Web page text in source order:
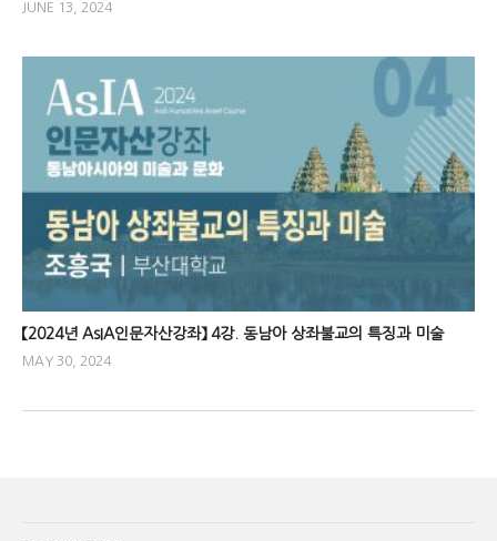
JUNE 13, 2024
【2024년 AsIA인문자산강좌】 4강. 동남아 상좌불교의 특징과 미술
MAY 30, 2024